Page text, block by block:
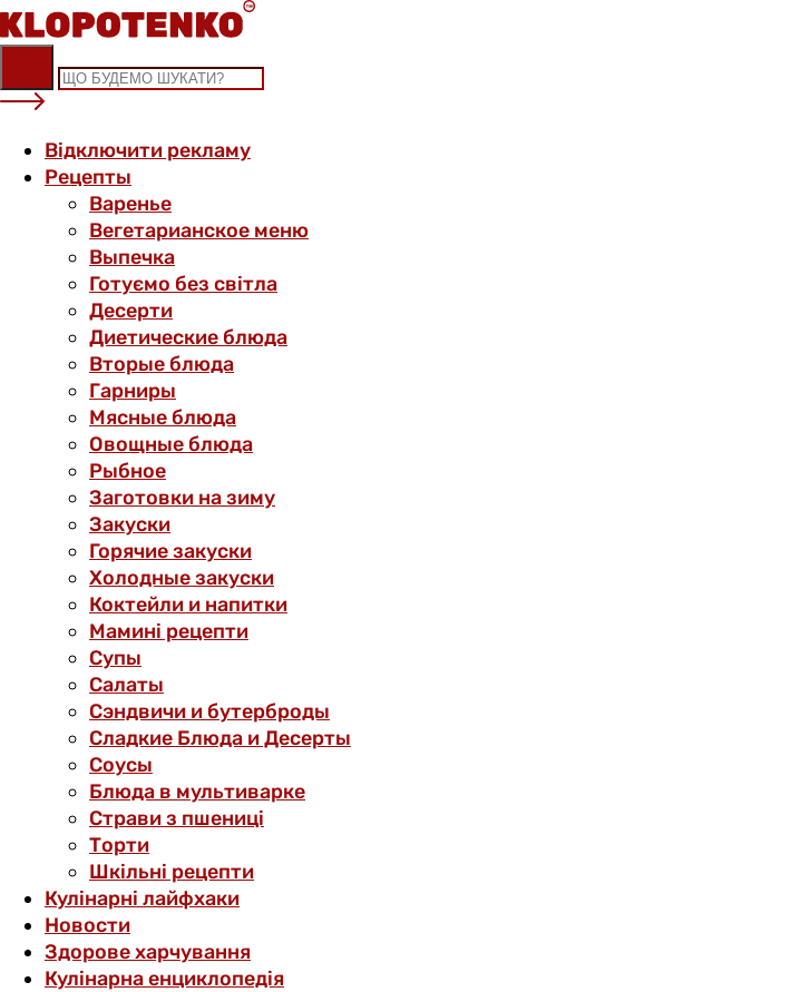
Skip
to
content
Відключити рекламу
Рецепты
Варенье
Вегетарианское меню
Выпечка
Готуємо без світла
Десерти
Диетические блюда
Вторые блюда
Гарниры
Мясные блюда
Овощные блюда
Рыбное
Заготовки на зиму
Закуски
Горячие закуски
Холодные закуски
Коктейли и напитки
Мамині рецепти
Супы
Салаты
Сэндвичи и бутерброды
Сладкие Блюда и Десерты
Соусы
Блюда в мультиварке
Страви з пшениці
Торти
Шкільні рецепти
Кулінарні лайфхаки
Новости
Здорове харчування
Кулінарна енциклопедія